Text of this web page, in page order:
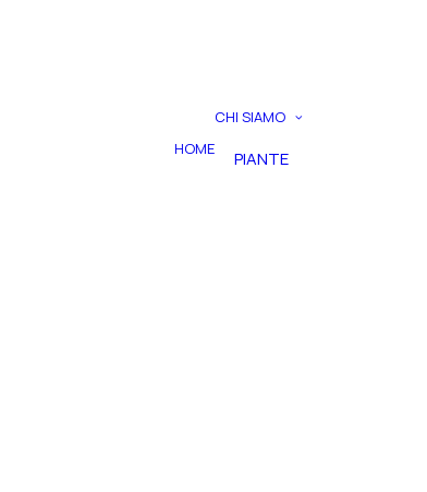
HOME
CHI SIAMO
PIANTE